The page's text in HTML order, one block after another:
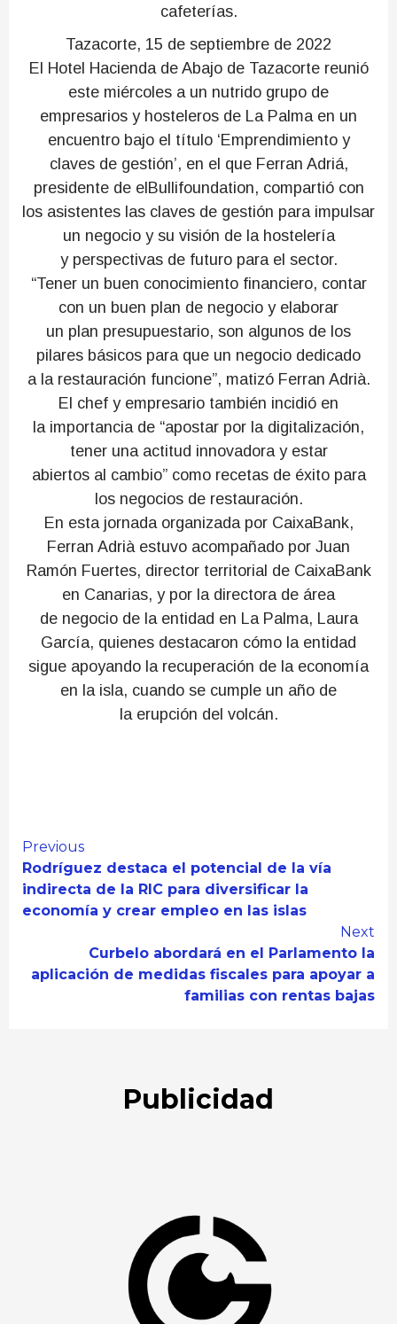
cafeterías.
Tazacorte, 15 de septiembre de 2022
El Hotel Hacienda de Abajo de Tazacorte reunió
este miércoles a un nutrido grupo de
empresarios y hosteleros de La Palma en un
encuentro bajo el título ‘Emprendimiento y
claves de gestión’, en el que Ferran Adriá,
presidente de elBullifoundation, compartió con
los asistentes las claves de gestión para impulsar
un negocio y su visión de la hostelería
y perspectivas de futuro para el sector.
“Tener un buen conocimiento financiero, contar
con un buen plan de negocio y elaborar
un plan presupuestario, son algunos de los
pilares básicos para que un negocio dedicado
a la restauración funcione”, matizó Ferran Adrià.
El chef y empresario también incidió en
la importancia de “apostar por la digitalización,
tener una actitud innovadora y estar
abiertos al cambio” como recetas de éxito para
los negocios de restauración.
En esta jornada organizada por CaixaBank,
Ferran Adrià estuvo acompañado por Juan
Ramón Fuertes, director territorial de CaixaBank
en Canarias, y por la directora de área
de negocio de la entidad en La Palma, Laura
García, quienes destacaron cómo la entidad
sigue apoyando la recuperación de la economía
en la isla, cuando se cumple un año de
la erupción del volcán.
Continue
Reading
Previous
Rodríguez destaca el potencial de la vía
indirecta de la RIC para diversificar la
economía y crear empleo en las islas
Next
Curbelo abordará en el Parlamento la
aplicación de medidas fiscales para apoyar a
familias con rentas bajas
Publicidad